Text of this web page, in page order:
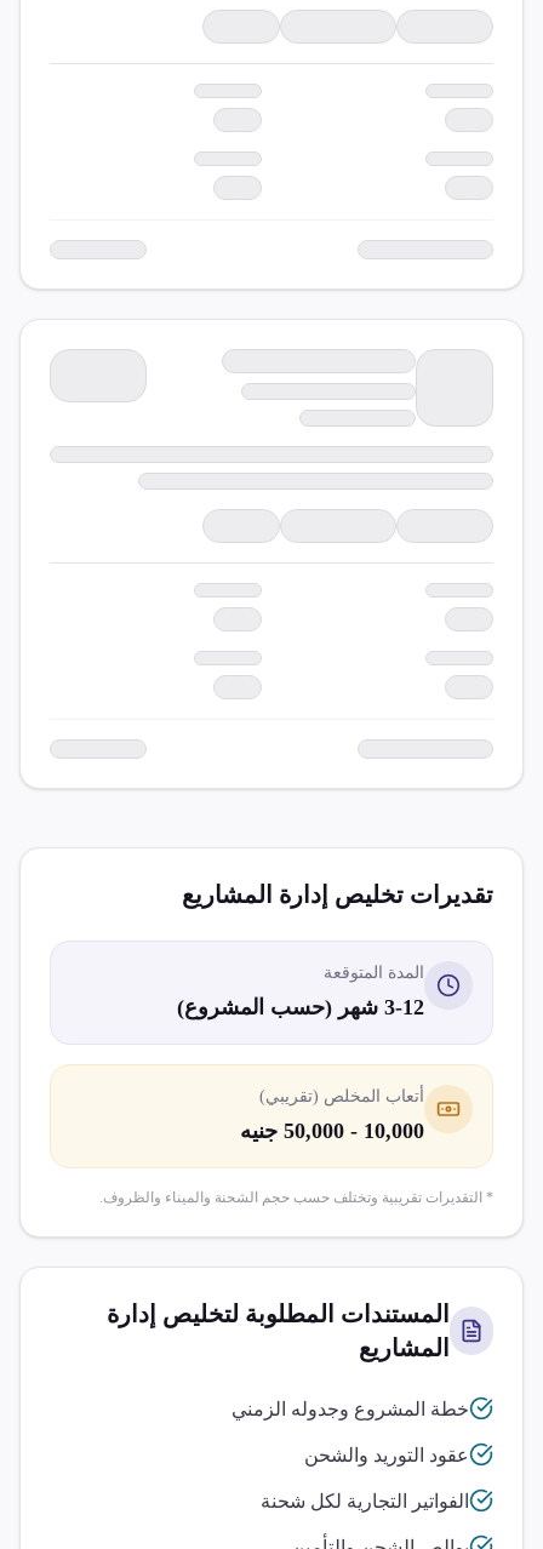
تقديرات تخليص إدارة المشاريع
المدة المتوقعة
3-12 شهر (حسب المشروع)
أتعاب المخلص (تقريبي)
10,000 - 50,000 جنيه
* التقديرات تقريبية وتختلف حسب حجم الشحنة والميناء والظروف.
المستندات المطلوبة لتخليص إدارة
المشاريع
خطة المشروع وجدوله الزمني
عقود التوريد والشحن
الفواتير التجارية لكل شحنة